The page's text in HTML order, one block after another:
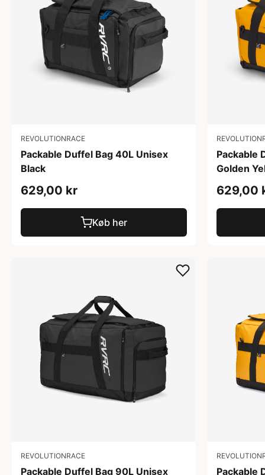
REVOLUTIONRACE
Packable Duffel Bag 40L Unisex
Black
629,00 kr
Køb her
Packable
Golden
629,00
REVOLUTIONRACE
Packable Duffel Bag 90L Unisex
Packable